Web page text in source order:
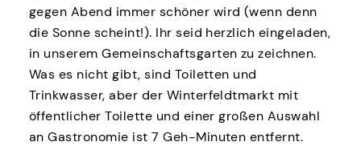
gegen Abend immer schöner wird (wenn denn
die Sonne scheint!). Ihr seid herzlich eingeladen,
in unserem Gemeinschaftsgarten zu zeichnen.
Was es nicht gibt, sind Toiletten und
Trinkwasser, aber der Winterfeldtmarkt mit
öffentlicher Toilette und einer großen Auswahl
an Gastronomie ist 7 Geh-Minuten entfernt.